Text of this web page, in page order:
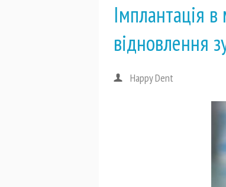
Імплантація
відновлення
Happy Dent